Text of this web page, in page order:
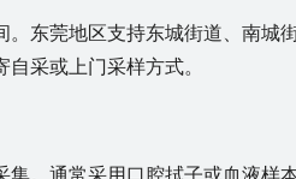
。东莞地区支持东城街道、南城
采或上门采样方式。